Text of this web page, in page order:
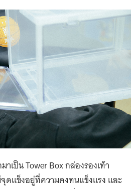
เป็น Tower Box กล่องรองเท้า
แข็งอยู่ที่ความคงทนแข็งแรง และ